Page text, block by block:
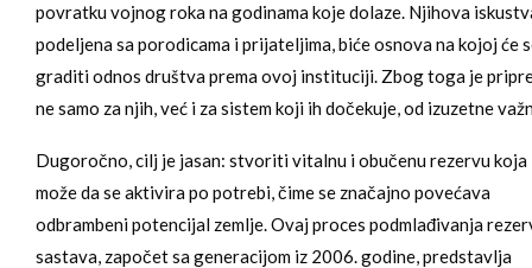
povratku vojnog roka na godinama koje dolaze. Njihova
podeljena sa porodicama i prijateljima, biće osnova na kojoj će
graditi odnos društva prema ovoj instituciji. Zbog toga je
ne samo za njih, već i za sistem koji ih dočekuje, od izuzetne
Dugoročno, cilj je jasan: stvoriti vitalnu i obučenu rezervu koja
može da se aktivira po potrebi, čime se značajno povećava
odbrambeni potencijal zemlje. Ovaj proces podmlađivanja
sastava, započet sa generacijom iz 2006. godine, predstavlja